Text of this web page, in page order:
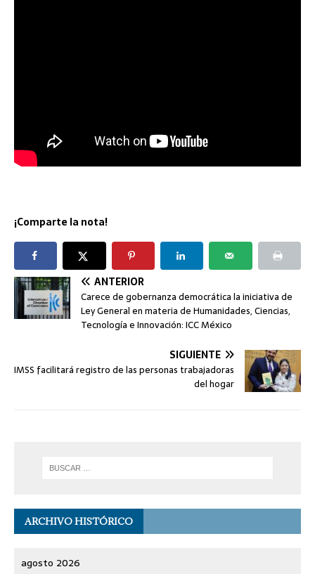
¡Comparte la nota!
ANTERIOR
Carece de gobernanza democrática la iniciativa de
Ley General en materia de Humanidades, Ciencias,
Tecnología e Innovación: ICC México
SIGUIENTE
IMSS facilitará registro de las personas trabajadoras
del hogar
ARCHIVO HISTÓRICO
agosto 2026